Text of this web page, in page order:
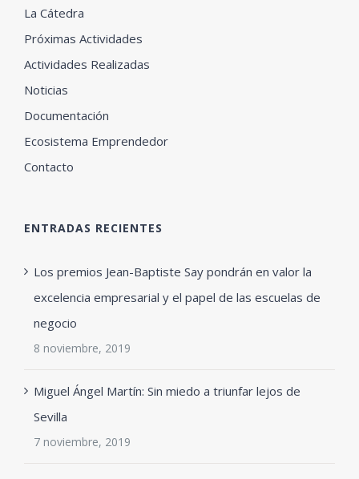
La Cátedra
Próximas Actividades
Actividades Realizadas
Noticias
Documentación
Ecosistema Emprendedor
Contacto
ENTRADAS RECIENTES
Los premios Jean-Baptiste Say pondrán en valor la
excelencia empresarial y el papel de las escuelas de
negocio
8 noviembre, 2019
Miguel Ángel Martín: Sin miedo a triunfar lejos de
Sevilla
7 noviembre, 2019